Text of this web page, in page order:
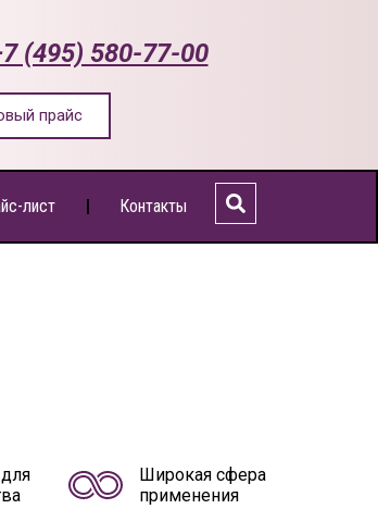
(495) 580-77-00
прайс
лист Контакты
Широкая сфера
применения